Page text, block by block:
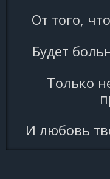
От того,
Будет
Только
И любовь
И любовь